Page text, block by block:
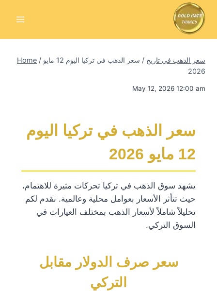
Home / سعر الذهب في تاريخ /
سعر الذهب في تركيا اليوم 12 مايو
2026
May 12, 2026 12:00 am
سعر الذهب في تركيا اليوم
12 مايو 2026
يشهد سوق الذهب في تركيا تحركات مثيرة للاهتمام،
حيث تتأثر الأسعار بعوامل محلية وعالمية. نقدم لكم
تحليلاً شاملاً لأسعار الذهب بمختلف العيارات في
السوق التركي.
سعر صرف الدولار مقابل
التركي